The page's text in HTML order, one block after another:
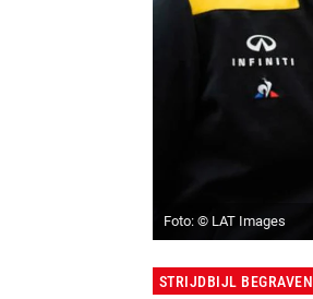
Foto: © LAT Images
STRIJDBIJL BEGRAVEN